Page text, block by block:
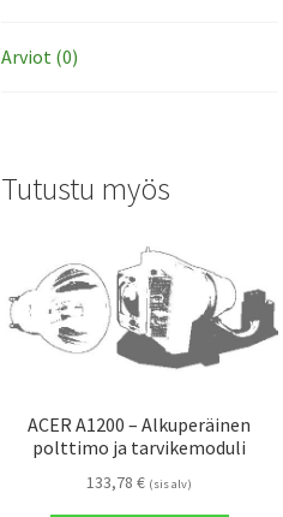
Arviot (0)
Tutustu myös
ACER A1200 – Alkuperäinen
polttimo ja tarvikemoduli
133,78€ (sis alv)